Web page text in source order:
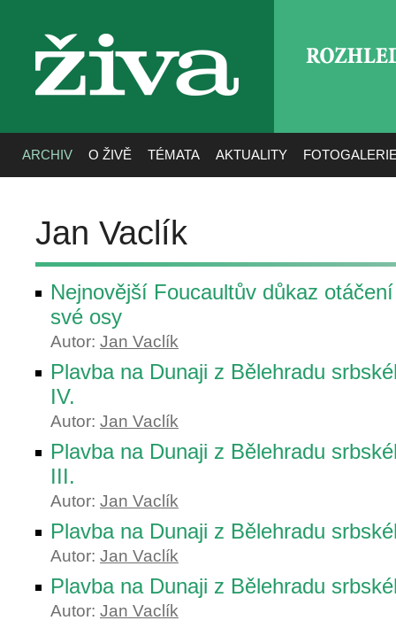
živa
ARCHIV O ŽIVĚ TÉMATA AKTUALITY
Jan Vaclík
Nejnovější Foucaultův důkaz
své osy
Autor: Jan Vaclík
Plavba na Dunaji z Bělehradu
IV.
Autor: Jan Vaclík
Plavba na Dunaji z Bělehradu
III.
Autor: Jan Vaclík
Plavba na Dunaji z Bělehradu
Autor: Jan Vaclík
Plavba na Dunaji z Bělehradu
Autor: Jan Vaclík